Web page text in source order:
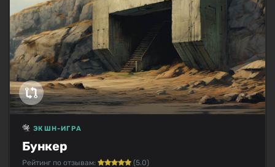
Бункер
ЭКШН-ИГРА
Рейтинг по отзывам: (5.0)